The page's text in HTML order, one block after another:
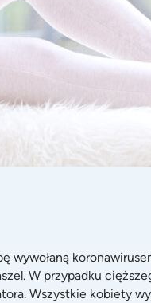
W przypadku
Wszystkie kobiety